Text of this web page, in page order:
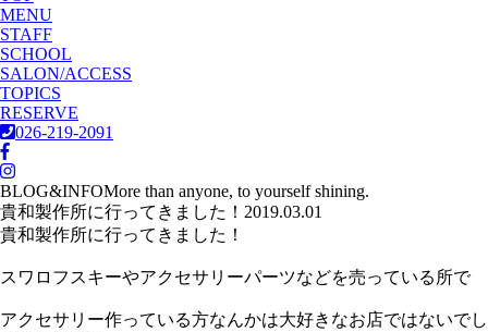
MENU
STAFF
SCHOOL
SALON/ACCESS
TOPICS
RESERVE
026-219-2091
BLOG&INFOMore than anyone, to yourself shining.
貴和製作所に行ってきました！ 2019.03.01
貴和製作所に行ってきました！
スワロフスキーやアクセサリーパーツなどを売っている所で
アクセサリー作っている方なんかは大好きなお店ではないでし